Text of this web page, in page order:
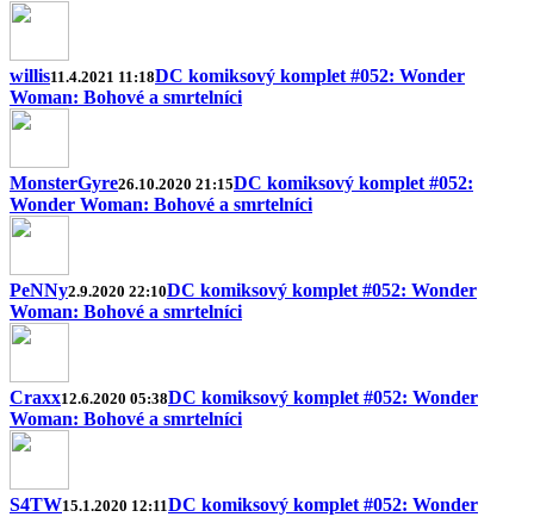
willis11.4.2021 11:18DC komiksový komplet #052: Wonder
Woman: Bohové a smrtelníci
MonsterGyre26.10.2020 21:15DC komiksový komplet #052:
Wonder Woman: Bohové a smrtelníci
PeNNy2.9.2020 22:10DC komiksový komplet #052: Wonder
Woman: Bohové a smrtelníci
Craxx12.6.2020 05:38DC komiksový komplet #052: Wonder
Woman: Bohové a smrtelníci
S4TW15.1.2020 12:11DC komiksový komplet #052: Wonder